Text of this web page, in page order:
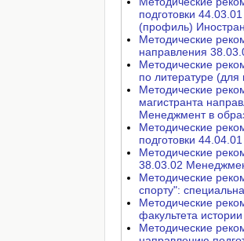
подготовки
(профиль)
Методические
направления
Методические
по литературе
Методические
магистранта
Менеджмент в
Методические
подготовки
Методические
38.03.02
Методические
спорту":
Методические
факультета
Методические